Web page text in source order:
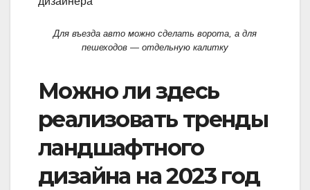
Для въезда авто можно сделать ворота, а для
пешеходов — отдельную калитку
Можно ли здесь
реализовать тренды
ландшафтного
дизайна на 2023 год